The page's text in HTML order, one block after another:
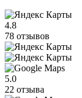
4.8
78 отзывов
5.0
22 отзыва